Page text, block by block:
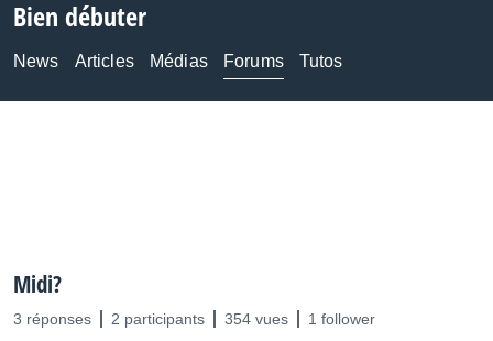
Bien débuter
News Articles Médias Forums Tutos
Midi?
3 réponses 2 participants 354 vues 1 follower